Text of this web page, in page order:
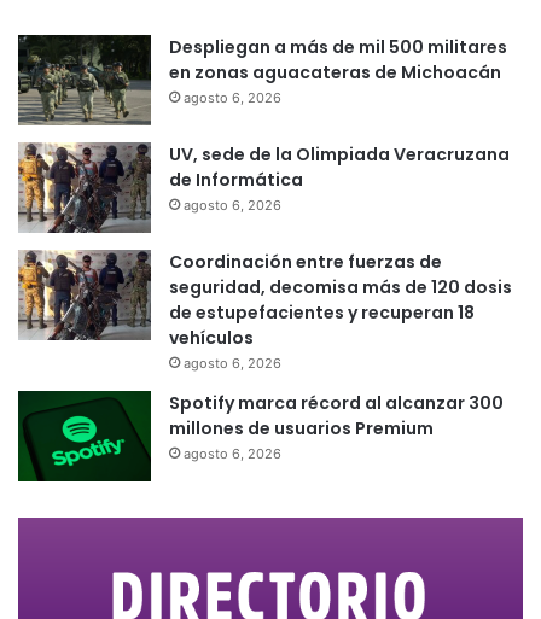
Despliegan a más de mil 500 militares
en zonas aguacateras de Michoacán
agosto 6, 2026
UV, sede de la Olimpiada Veracruzana
de Informática
agosto 6, 2026
Coordinación entre fuerzas de
seguridad, decomisa más de 120 dosis
de estupefacientes y recuperan 18
vehículos
agosto 6, 2026
Spotify marca récord al alcanzar 300
millones de usuarios Premium
agosto 6, 2026